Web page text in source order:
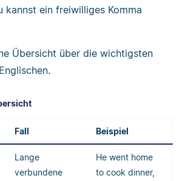
kannst ein freiwilliges Komma
Übersicht über die wichtigsten
Fall Beispiel
Lange
verbundene
He went home
to cook dinner,